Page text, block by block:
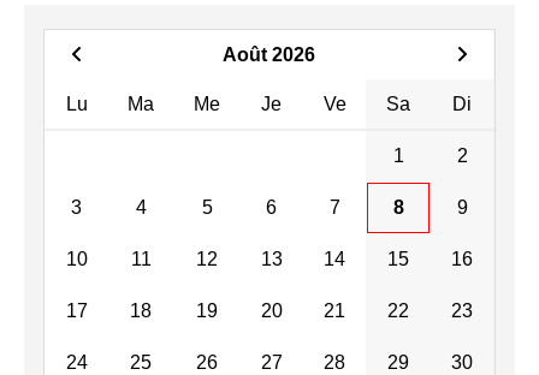
Août 2026
Lu Ma Me Je Ve Sa Di
1 2
3 4 5 6 7 8 9
10 11 12 13 14 15 16
17 18 19 20 21 22 23
24 25 26 27 28 29 30